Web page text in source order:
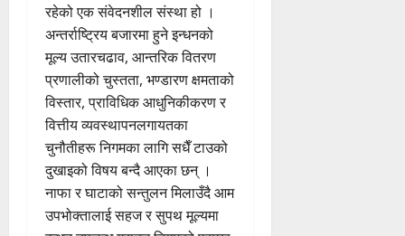
रहेको एक संवेदनशील संस्था हो ।
अन्तर्राष्ट्रिय बजारमा हुने इन्धनको
मूल्य उतारचढाव, आन्तरिक वितरण
प्रणालीको चुस्तता, भण्डारण क्षमताको
विस्तार, प्राविधिक आधुनिकीकरण र
वित्तीय व्यवस्थापनलगायतका
चुनौतीहरू निगमका लागि सधैँ टाउको
दुखाइको विषय बन्दै आएका छन् ।
नाफा र घाटाको सन्तुलन मिलाउँदै आम
उपभोक्तालाई सहज र सुपथ मूल्यमा